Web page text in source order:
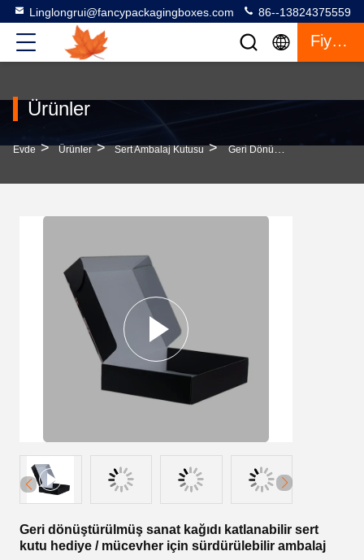
Linglongrui@fancypackagingboxes.com 86--13824375559
Fiyat Teklifi
Ürünler
Evde > Ürünler > Sert Ambalaj Kutusu > Geri Dönüştürülmüş Sanat Kağıdı Katlanabilir Sert Kutu Hediye / Mücevher Için Sürdürülebilir Ambalaj
Geri dönüştürülmüş sanat kağıdı katlanabilir sert
kutu hediye / mücevher için sürdürülebilir ambalaj